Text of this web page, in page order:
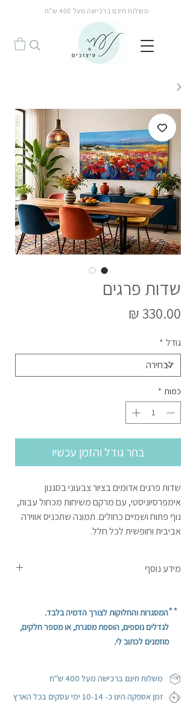
משלוח חינם ברכישה מעל 400 ש"ח
שדות פרגים
גודל *
כמות *
בחר גודל והזמן עכשיו
שדות פרגים אדומים בציור צבעוני בסגנון
אימפרסיוניסטי, עם מרקם משיחות מכחול עבות,
נוף פתוח ושמיים כחולים. תמונה שתכניס אווירה
אביבית וחופשית לכל חלל.
מידע נוסף
התמונה מודפסת על קנבס איכותי ומתוחה על
מסגרת עץ.
ההדפסה ממשיכה על הפאות (הצדדים) בעיטוף
**המסגרות והחלוקות לצורך הדמיה בלבד.
לגדלים נוספים, הוספת מסגרת, או מספר חלקים,
מוזמנים לכתוב לי.
משלוח חינם ברכישה מעל 400 ש"ח
זמן אספקה הינו כ- 10-14 ימי עסקים בכל הארץ